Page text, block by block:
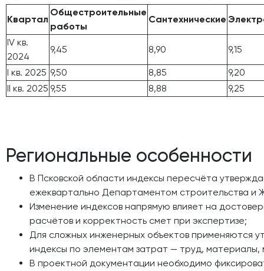
Квартал
Общестроительные
работы
Сантехнические
IV кв.
2024
9,45 8,90 9,15
I кв. 2025 9,50 8,85
9,20
II кв. 2025 9,55 8,88 9,25
Региональные особенности
В Псковской области индексы пересчёта
ежеквартально Департаментом строительства и
Изменение индексов напрямую влияет на
расчётов и корректность смет при экспертизе;
Для сложных инженерных объектов применяются
индексы по элементам затрат — труд,
В проектной документации необходимо